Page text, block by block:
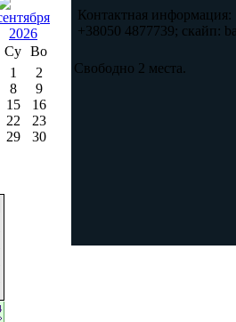
Су Во
1
2
8
9
15
16
22
23
29
30
Контактная информация:
+38050 4877739; скайп:
Свободно 2 места.